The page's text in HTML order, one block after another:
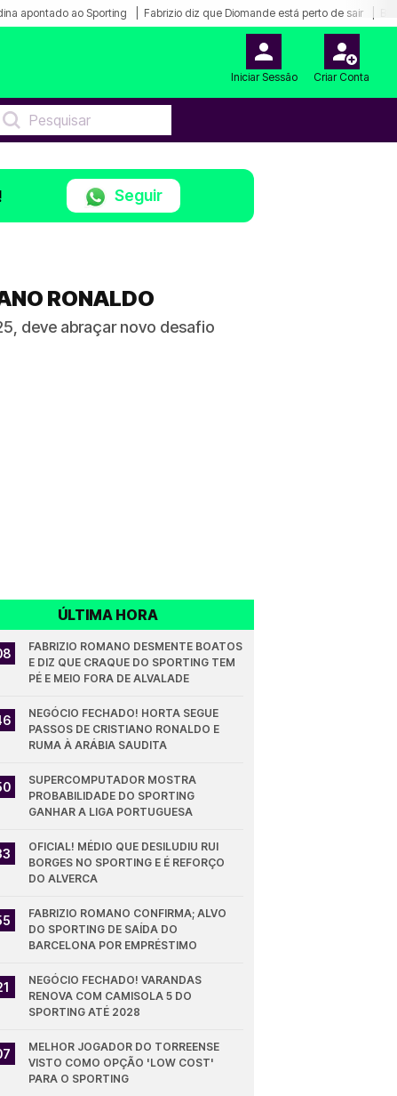
apontado ao Sporting Fabrizio diz que Diomande está perto de sair
Iniciar Sessão Criar Conta
Seguir
RONALDO
deve abraçar novo desafio
ÚLTIMA HORA
FABRIZIO ROMANO DESMENTE BOATOS
E DIZ QUE CRAQUE DO SPORTING TEM
PÉ E MEIO FORA DE ALVALADE
NEGÓCIO FECHADO! HORTA SEGUE
PASSOS DE CRISTIANO RONALDO E
RUMA À ARÁBIA SAUDITA
SUPERCOMPUTADOR MOSTRA
PROBABILIDADE DO SPORTING
GANHAR A LIGA PORTUGUESA
OFICIAL! MÉDIO QUE DESILUDIU RUI
BORGES NO SPORTING E É REFORÇO
DO ALVERCA
FABRIZIO ROMANO CONFIRMA; ALVO
DO SPORTING DE SAÍDA DO
BARCELONA POR EMPRÉSTIMO
NEGÓCIO FECHADO! VARANDAS
RENOVA COM CAMISOLA 5 DO
SPORTING ATÉ 2028
MELHOR JOGADOR DO TORREENSE
VISTO COMO OPÇÃO 'LOW COST'
PARA O SPORTING